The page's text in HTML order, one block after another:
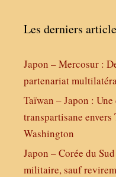
Les derniers
Japon – Mercosur :
partenariat
Taïwan – Japon :
transpartisane
Washington
Japon – Corée du
militaire, sauf